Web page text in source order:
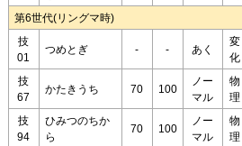
第6世代(リングマ時)
技
01
つめとぎ - - あく
変
化
技
67
かたきうち 70 100
ノー
マル
物
理
技
94
ひみつのちか
ら
70 100
ノー
マル
物
理